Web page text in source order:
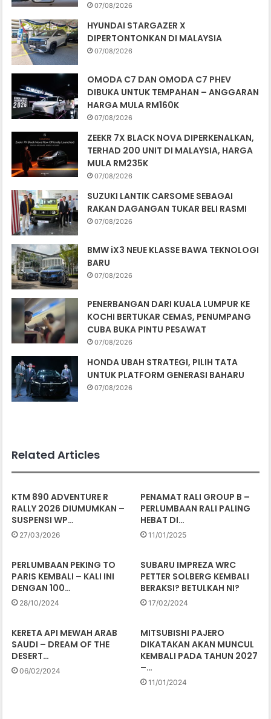
07/08/2026
HYUNDAI STARGAZER X
DIPERTONTONKAN DI MALAYSIA
07/08/2026
OMODA C7 DAN OMODA C7 PHEV
DIBUKA UNTUK TEMPAHAN – ANGGARAN
HARGA MULA RM160K
07/08/2026
ZEEKR 7X BLACK NOVA DIPERKENALKAN,
TERHAD 200 UNIT DI MALAYSIA, HARGA
MULA RM235K
07/08/2026
SUZUKI LANTIK CARSOME SEBAGAI
RAKAN DAGANGAN TUKAR BELI RASMI
07/08/2026
BMW iX3 NEUE KLASSE BAWA TEKNOLOGI
BARU
07/08/2026
PENERBANGAN DARI KUALA LUMPUR KE
KOCHI BERTUKAR CEMAS, PENUMPANG
CUBA BUKA PINTU PESAWAT
07/08/2026
HONDA UBAH STRATEGI, PILIH TATA
UNTUK PLATFORM GENERASI BAHARU
07/08/2026
Related Articles
KTM 890 ADVENTURE R
RALLY 2026 DIUMUMKAN –
SUSPENSI WP…
27/03/2026
PENAMAT RALI GROUP B –
PERLUMBAAN RALI PALING
HEBAT DI…
11/01/2025
PERLUMBAAN PEKING TO
PARIS KEMBALI – KALI INI
DENGAN 100…
28/10/2024
SUBARU IMPREZA WRC
PETTER SOLBERG KEMBALI
BERAKSI? BETULKAH NI?
17/02/2024
KERETA API MEWAH ARAB
SAUDI – DREAM OF THE
DESERT…
06/02/2024
MITSUBISHI PAJERO
DIKATAKAN AKAN MUNCUL
KEMBALI PADA TAHUN 2027
–…
11/01/2024